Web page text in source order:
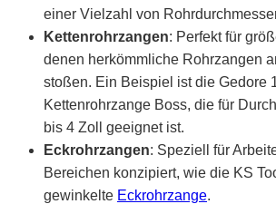
einer Vielzahl von
Kettenrohrzangen: Perfekt für
denen herkömmliche Rohrzangen
stoßen. Ein Beispiel ist die Gedore
Kettenrohrzange Boss, die für
bis 4 Zoll geeignet ist.
Eckrohrzangen: Speziell für
Bereichen konzipiert, wie die KS
gewinkelte Eckrohrzange.